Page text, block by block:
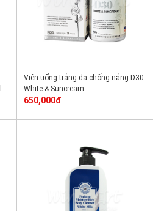
Viên uống trắng da chống nắng D30
White & Suncream
650,000đ